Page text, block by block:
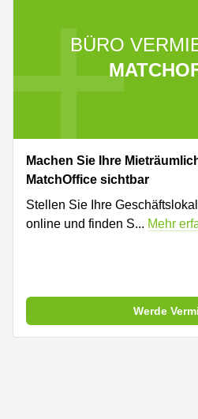
BÜRO
Machen Sie Ihre
MatchOffice sichtbar
Stellen Sie Ihre
online und finden S... Mehr
Werde